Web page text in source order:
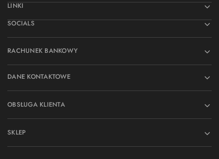
LINKI
SOCIALS
RACHUNEK BANKOWY
DANE KONTAKTOWE
OBSŁUGA KLIENTA
SKLEP